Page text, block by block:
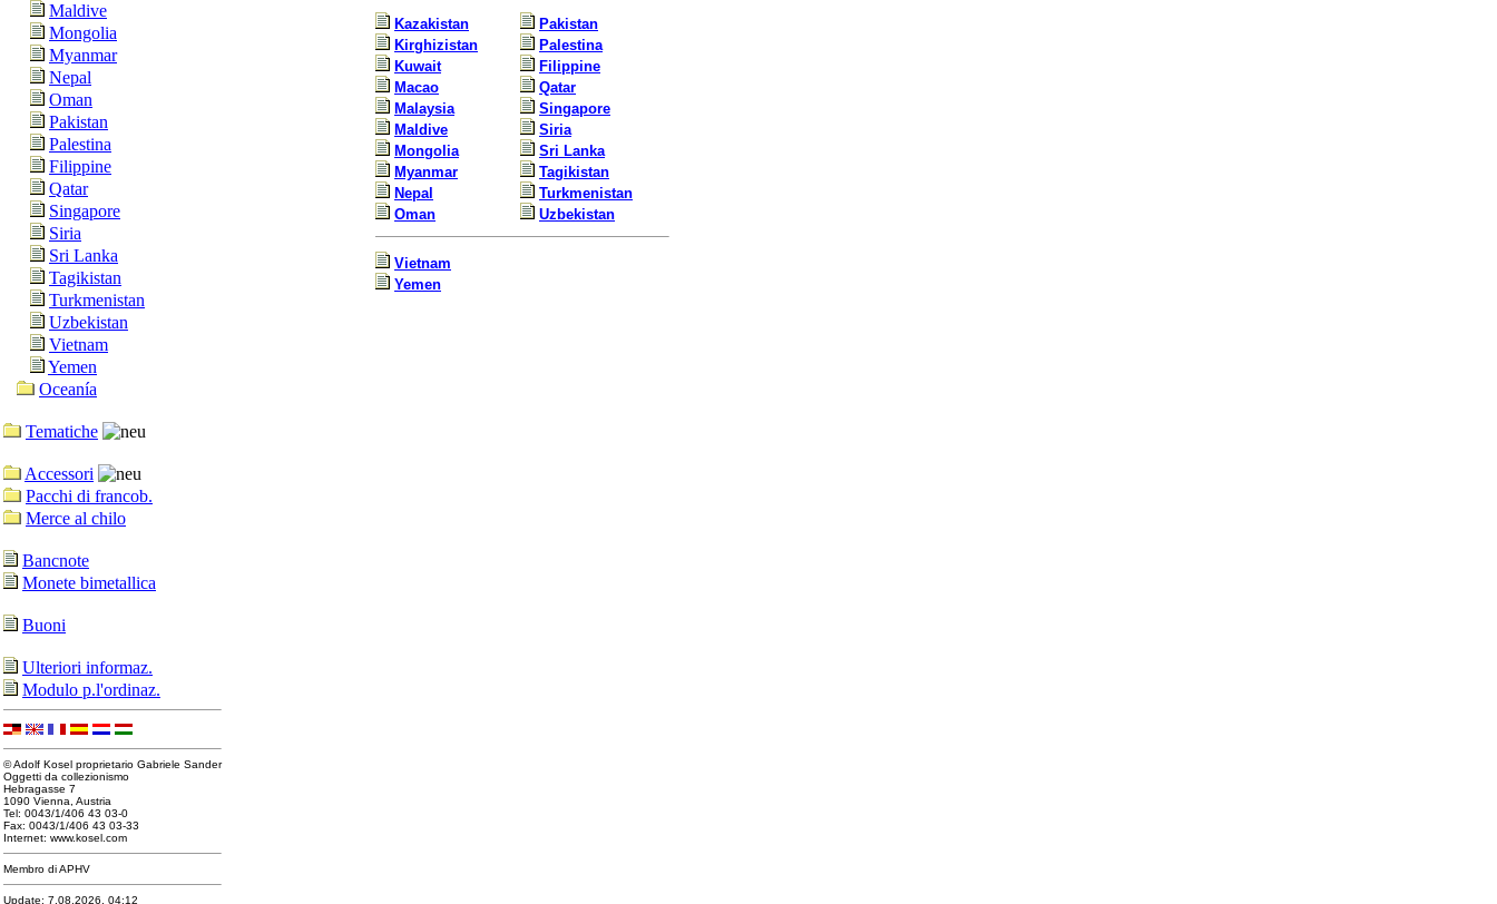
Maldive
Mongolia
Myanmar
Nepal
Oman
Pakistan
Palestina
Filippine
Qatar
Singapore
Siria
Sri Lanka
Tagikistan
Turkmenistan
Uzbekistan
Vietnam
Yemen
Oceanía
Tematiche
Accessori
Pacchi di francob.
Merce al chilo
Bancnote
Monete bimetallica
Buoni
Ulteriori informaz.
Modulo p.l'ordinaz.
© Adolf Kosel proprietario Gabriele Sander
Oggetti da collezionismo
Hebragasse 7
1090 Vienna, Austria
Tel: 0043/1/406 43 03-0
Fax: 0043/1/406 43 03-33
Internet: www.kosel.com
Membro di APHV
Update: 7.08.2026, 04:12
Kazakistan
Kirghizistan
Kuwait
Macao
Malaysia
Maldive
Mongolia
Myanmar
Nepal
Oman
Pakistan
Palestina
Filippine
Qatar
Singapore
Siria
Sri Lanka
Tagikistan
Turkmenistan
Uzbekistan
Vietnam
Yemen